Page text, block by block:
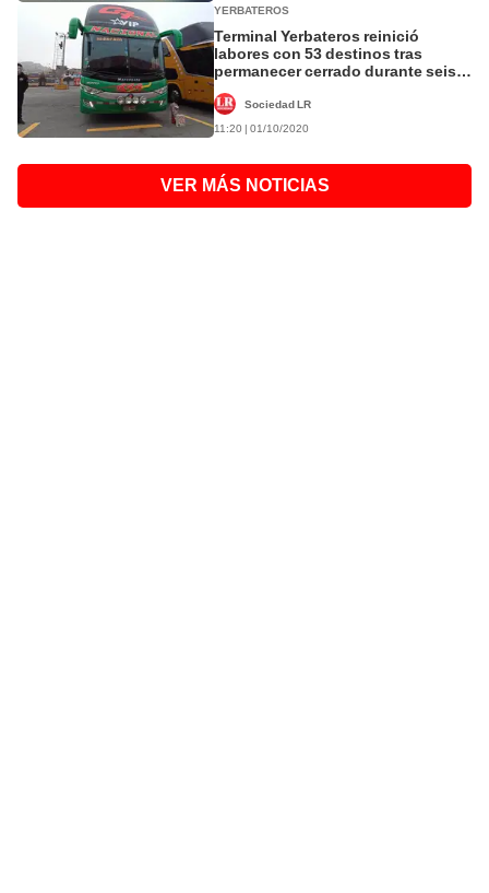
YERBATEROS
Terminal Yerbateros reinició
labores con 53 destinos tras
permanecer cerrado durante seis
Sociedad LR
11:20 | 01/10/2020
VER MÁS NOTICIAS